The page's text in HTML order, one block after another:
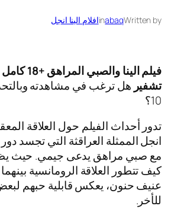
Written by
abaq
inافلام الينا انجل
فيلم الينا
تشفير هل ترغب في مشاهدته
10؟
تدور أحداث الفيلم حول العلاقة
انجل الممثلة العراقثة التي تجسد
مع صبي مراهق يدعى جيمي. حيث
كيف تتطور العلاقة الرومانسية
عنيف حنون، يعكس قابلية حبهم
للأخر.